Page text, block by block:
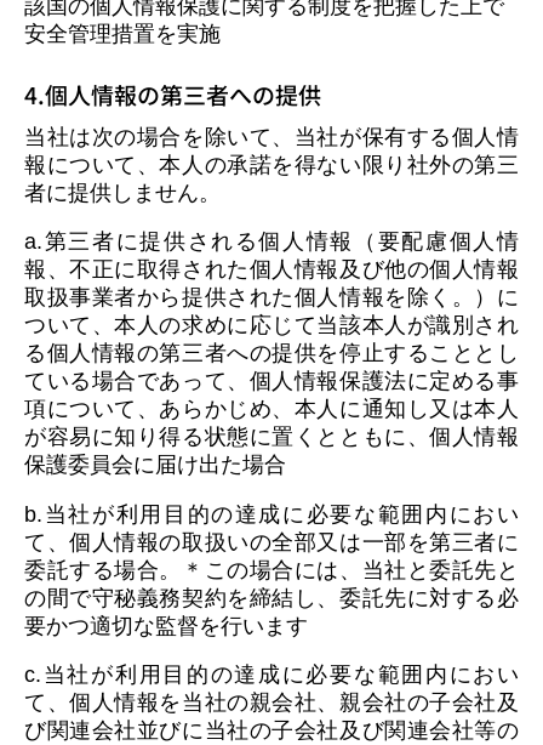
該国の個人情報保護に関する制度を把握した上で
安全管理措置を実施
4.個人情報の第三者への提供
当社は次の場合を除いて、当社が保有する個人情
報について、本人の承諾を得ない限り社外の第三
者に提供しません。
a.第三者に提供される個人情報（要配慮個人情
報、不正に取得された個人情報及び他の個人情報
取扱事業者から提供された個人情報を除く。）に
ついて、本人の求めに応じて当該本人が識別され
る個人情報の第三者への提供を停止することとし
ている場合であって、個人情報保護法に定める事
項について、あらかじめ、本人に通知し又は本人
が容易に知り得る状態に置くとともに、個人情報
保護委員会に届け出た場合
b.当社が利用目的の達成に必要な範囲内におい
て、個人情報の取扱いの全部又は一部を第三者に
委託する場合。＊この場合には、当社と委託先と
の間で守秘義務契約を締結し、委託先に対する必
要かつ適切な監督を行います
c.当社が利用目的の達成に必要な範囲内におい
て、個人情報を当社の親会社、親会社の子会社及
び関連会社並びに当社の子会社及び関連会社等の